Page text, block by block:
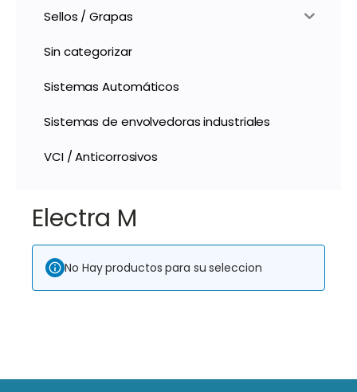
Sellos / Grapas
Sin categorizar
Sistemas Automáticos
Sistemas de envolvedoras industriales
VCI / Anticorrosivos
Electra M
No Hay productos para su seleccion